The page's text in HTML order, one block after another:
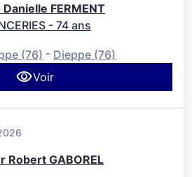
FERMENT
- 74 ans
(76) - Dieppe (76)
Voir
Robert GABOREL